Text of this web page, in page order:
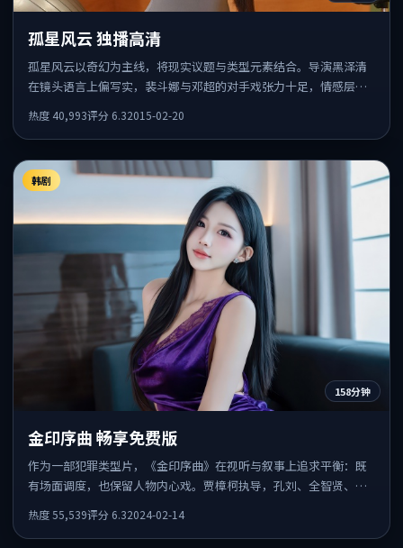
孤星风云 独播高清
孤星风云以奇幻为主线，将现实议题与类型元素结合。导演黑泽清
在镜头语言上偏写实，裴斗娜与邓超的对手戏张力十足，情感层次
热度 40,993评分 6.32015-02-20
韩剧
158分钟
金印序曲 畅享免费版
作为一部犯罪类型片，《金印序曲》在视听与叙事上追求平衡：既
有场面调度，也保留人物内心戏。贾樟柯执导，孔刘、全智贤、梁
热度55,539评分 6.32024-02-14